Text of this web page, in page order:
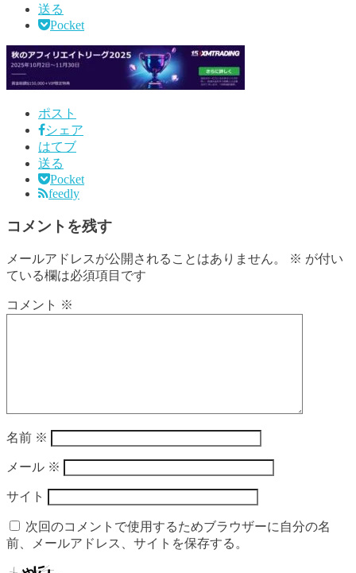
送る
Pocket
ポスト
シェア
はてブ
送る
Pocket
feedly
コメントを残す
メールアドレスが公開されることはありません。 ※ が付い
ている欄は必須項目です
コメント ※
名前 ※
メール ※
サイト
次回のコメントで使用するためブラウザーに自分の名
前、メールアドレス、サイトを保存する。